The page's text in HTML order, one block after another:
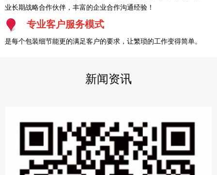
业长期战略合作伙伴，丰富的企业合作沟通经验！
专业客户服务模式
是每个包装细节能更的满足客户的要求，让繁琐的工作变得简单。
新闻资讯